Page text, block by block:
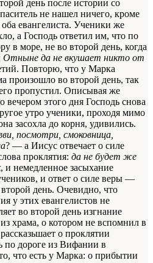
день после истории со
не нашел ничего, кроме
евангелиста. Ученики же
а Господь ответил им, что по
в море, не во второй день, когда
Отныне да не вкушает никто от
Повторю, что у Марка
произошло во второй день, так
пропустил. Описывая же
вечером этого дня Господь снова
утро ученики, проходя мимо
засохла до корня, удивились.
посмотри, смоковница,
? — а Иисус отвечает о силе
проклятия: да не будет же
, и немедленное засыхание
и ответ о силе веры —
день. Очевидно, что
у этих евангелистов не
во второй день изгнание
храма, о котором не вспомнил в
о проклятии
по дороге из Вифании в
что есть у Марка: о прибытии